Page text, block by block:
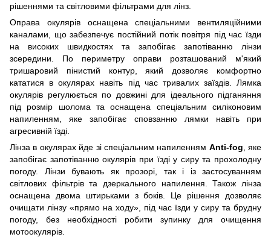
рішеннями та світловими фільтрами для лінз.
Оправа окулярів оснащена спеціальними вентиляційними
каналами, що забезпечує постійний потік повітря під час їзди
на високих швидкостях та запобігає запотіванню лінзи
зсередини. По периметру оправи розташований м'який
тришаровий пінистий контур, який дозволяє комфортно
кататися в окулярах навіть під час тривалих заїздів. Лямка
окулярів регулюється по довжині для ідеального підганяння
під розмір шолома та оснащена спеціальним силіконовим
напиленням, яке запобігає сповзанню лямки навіть при
агресивній їзді.
Лінза в окулярах йде зі спеціальним напиленням Anti-fog , яке
запобігає запотіванню окулярів при їзді у сиру та прохолодну
погоду. Лінзи бувають як прозорі, так і із застосуванням
світлових фільтрів та дзеркального напилення. Також лінза
оснащена двома штирьками з боків. Це рішення дозволяє
очищати лінзу «прямо на ходу», під час їзди у сиру та брудну
погоду, без необхідності робити зупинку для очищення
мотоокулярів.